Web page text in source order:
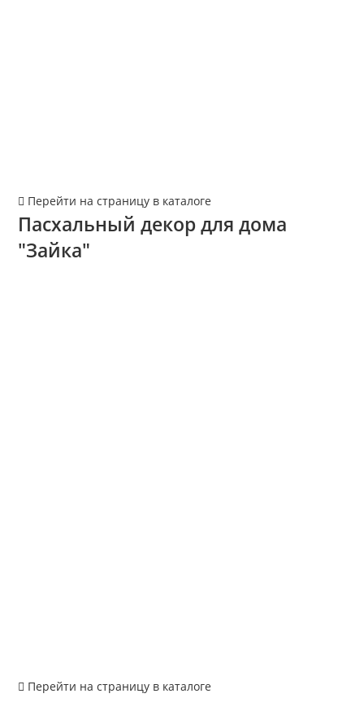
Перейти на страницу в каталоге
Пасхальный декор для дома
"Зайка"
Перейти на страницу в каталоге